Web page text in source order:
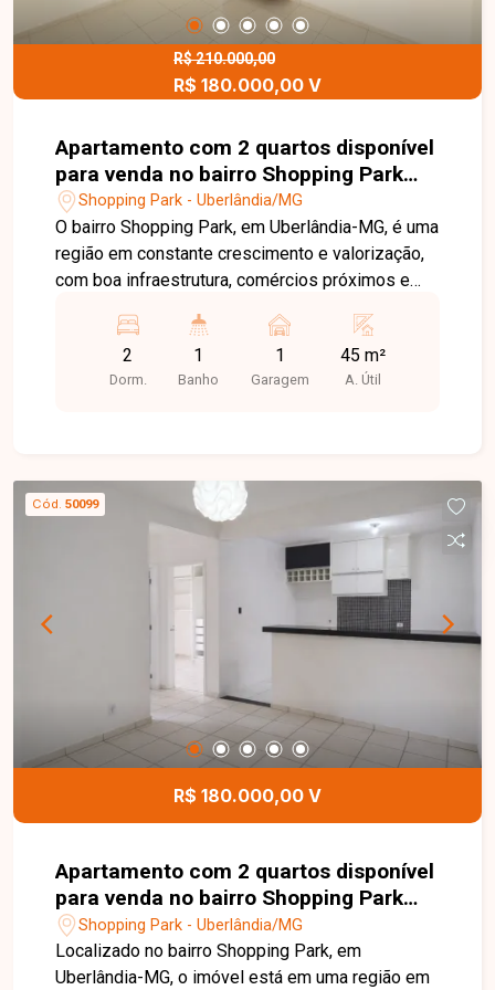
possui armário, otimizando o espaço. Um imóvel
prático, confortável e pronto para morar, ideal
para quem busca funcionalidade e uma ótima
localização. Agende sua visita e venha conhecer
R$ 210.000,00
R$ 180.000,00 V
Apartamento com 2 quartos disponível
para venda no bairro Shopping Park
em Uberlândia-MG
Shopping Park - Uberlândia/MG
O bairro Shopping Park, em Uberlândia-MG, é uma
região em constante crescimento e valorização,
com boa infraestrutura, comércios próximos e
Apartamento disponível para venda, com 45 m²,
composto por sala, 2 quartos com armários,
banheiro social, cozinha com armário, área de
segurança e lazer para toda a família. Uma ótima
oportunidade para morar ou investir. Entre em
contato para mais informações e agende sua
2
Dorm.
1
Banho
1
Garagem
45 m²
A. Útil
Cód. 50099
R$ 180.000,00 V
Apartamento com 2 quartos disponível
para venda no bairro Shopping Park
em Uberlândia-MG
Shopping Park - Uberlândia/MG
Localizado no bairro Shopping Park, em
Uberlândia-MG, o imóvel está em uma região em